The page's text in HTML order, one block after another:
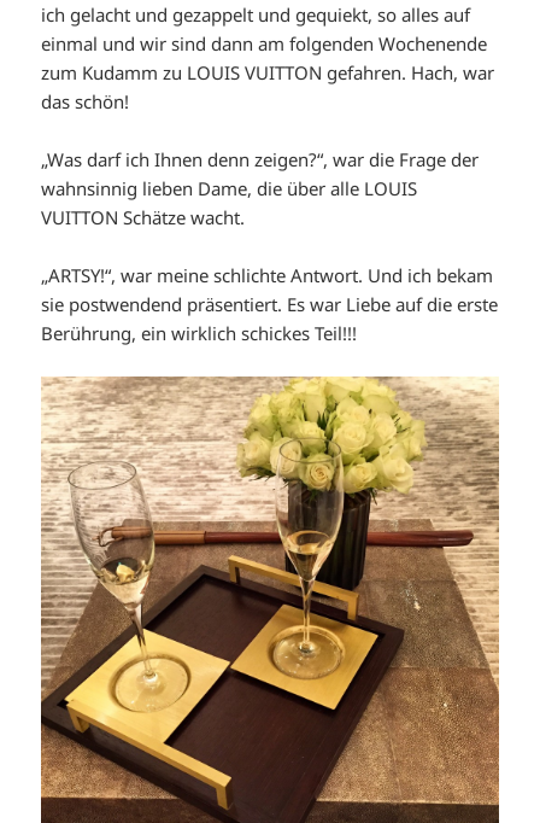
ich gelacht und gezappelt und gequiekt, so alles auf
einmal und wir sind dann am folgenden Wochenende
zum Kudamm zu LOUIS VUITTON gefahren. Hach, war
das schön!
„Was darf ich Ihnen denn zeigen?“, war die Frage der
wahnsinnig lieben Dame, die über alle LOUIS
VUITTON Schätze wacht.
„ARTSY!“, war meine schlichte Antwort. Und ich bekam
sie postwendend präsentiert. Es war Liebe auf die erste
Berührung, ein wirklich schickes Teil!!!